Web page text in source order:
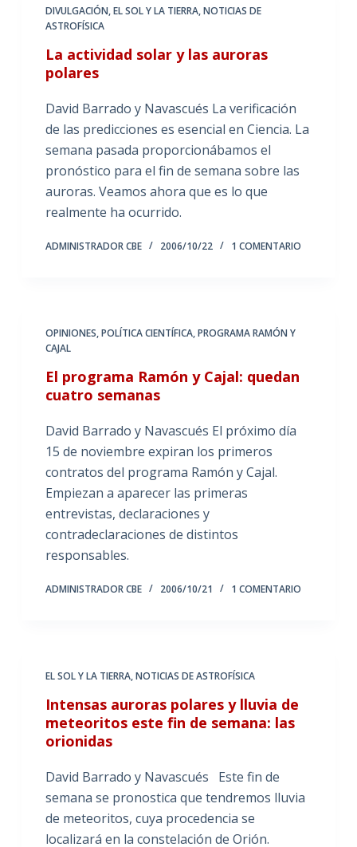
DIVULGACIÓN,EL SOL Y LA TIERRA,NOTICIAS DE
ASTROFÍSICA
La actividad solar y las auroras
polares
David Barrado y Navascués La verificación
de las predicciones es esencial en Ciencia. La
semana pasada proporcionábamos el
pronóstico para el fin de semana sobre las
auroras. Veamos ahora que es lo que
realmente ha ocurrido.
ADMINISTRADOR CBE 2006/10/22 1 COMENTARIO
OPINIONES,POLÍTICA CIENTÍFICA,PROGRAMA RAMÓN Y
CAJAL
El programa Ramón y Cajal: quedan
cuatro semanas
David Barrado y Navascués El próximo día
15 de noviembre expiran los primeros
contratos del programa Ramón y Cajal.
Empiezan a aparecer las primeras
entrevistas, declaraciones y
contradeclaraciones de distintos
responsables.
ADMINISTRADOR CBE 2006/10/21 1 COMENTARIO
EL SOL Y LA TIERRA,NOTICIAS DE ASTROFÍSICA
Intensas auroras polares y lluvia de
meteoritos este fin de semana: las
orionidas
David Barrado y Navascués Este fin de
semana se pronostica que tendremos lluvia
de meteoritos, cuya procedencia se
localizará en la constelación de Orión.